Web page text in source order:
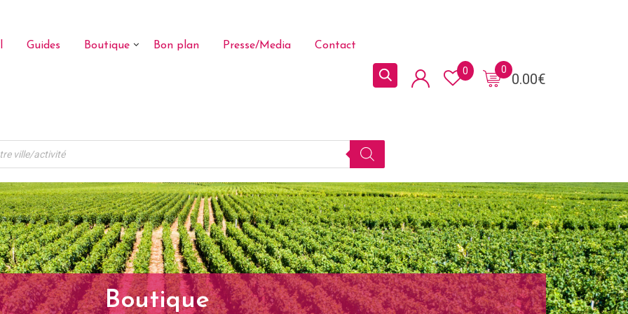
Guides Boutique Bon plan Presse/Media Contact
0.00€
0
0
Boutique